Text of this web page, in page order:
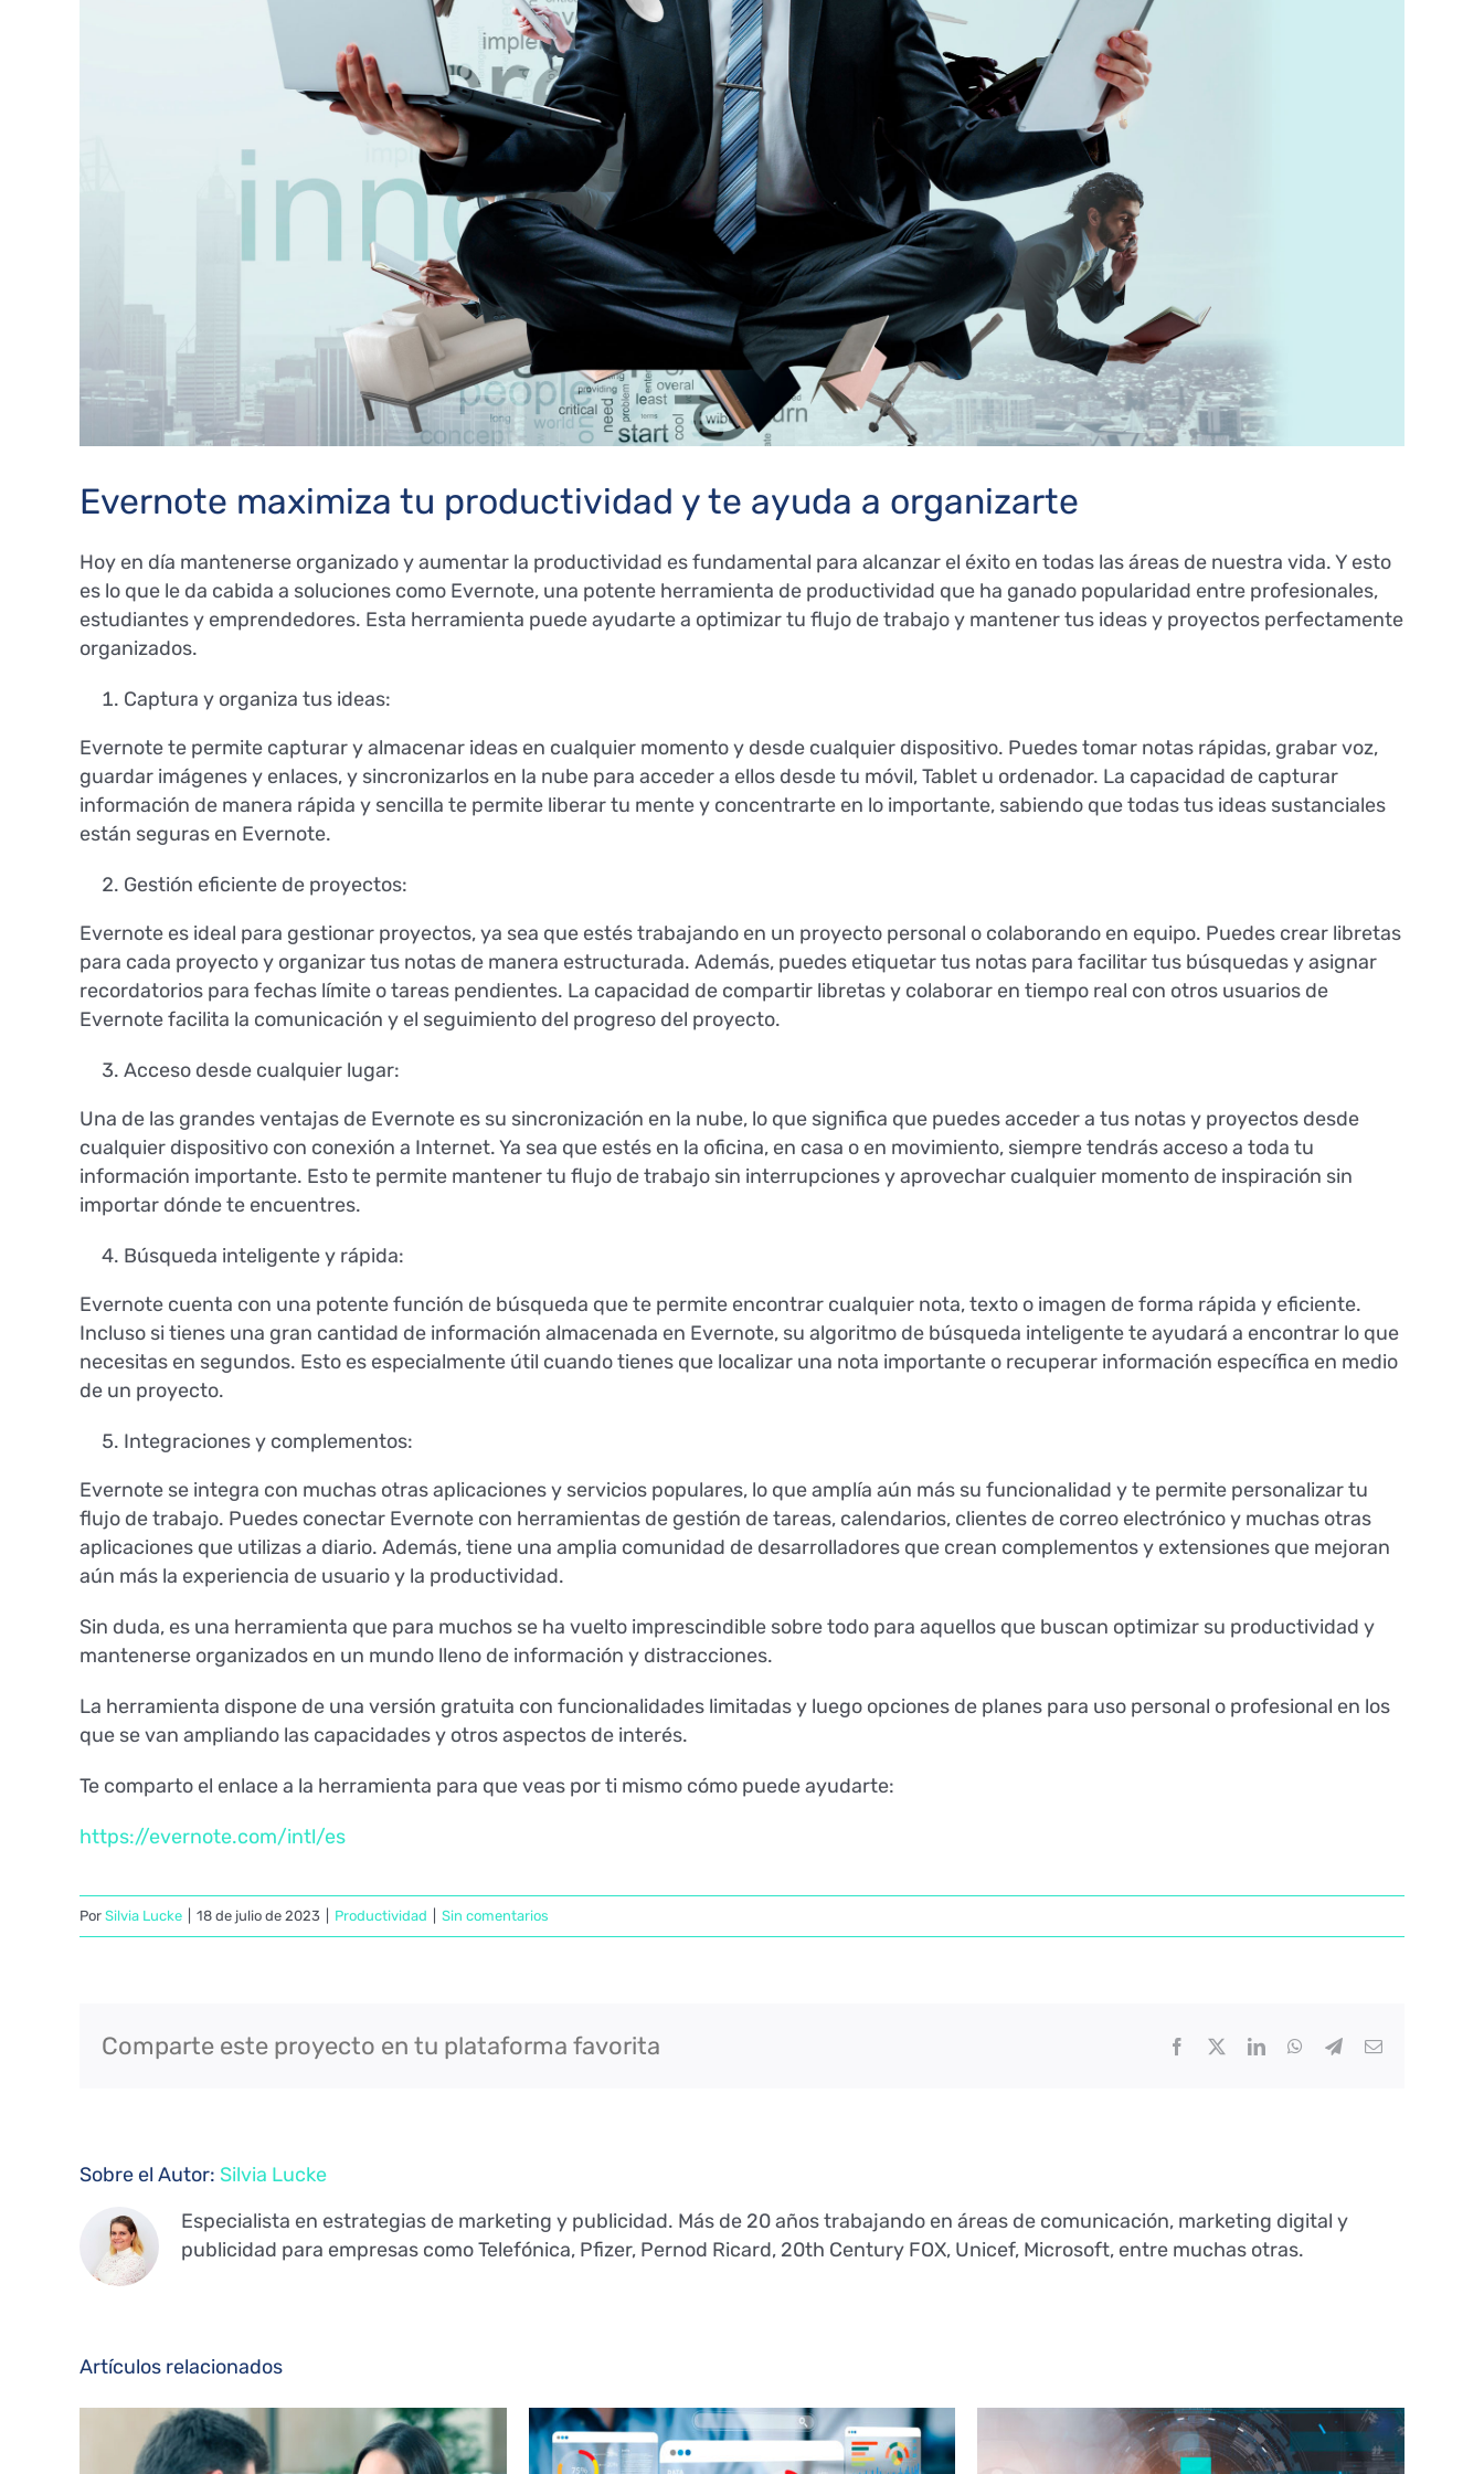
Evernote maximiza tu productividad y te ayuda a organizarte
Hoy en día mantenerse organizado y aumentar la productividad es fundamental para alcanzar el éxito en todas las áreas de nuestra vida. Y esto
es lo que le da cabida a soluciones como Evernote, una potente herramienta de productividad que ha ganado popularidad entre profesionales,
estudiantes y emprendedores. Esta herramienta puede ayudarte a optimizar tu flujo de trabajo y mantener tus ideas y proyectos perfectamente
organizados.
Captura y organiza tus ideas:
Evernote te permite capturar y almacenar ideas en cualquier momento y desde cualquier dispositivo. Puedes tomar notas rápidas, grabar voz,
guardar imágenes y enlaces, y sincronizarlos en la nube para acceder a ellos desde tu móvil, Tablet u ordenador. La capacidad de capturar
información de manera rápida y sencilla te permite liberar tu mente y concentrarte en lo importante, sabiendo que todas tus ideas sustanciales
están seguras en Evernote.
Gestión eficiente de proyectos:
Evernote es ideal para gestionar proyectos, ya sea que estés trabajando en un proyecto personal o colaborando en equipo. Puedes crear libretas
para cada proyecto y organizar tus notas de manera estructurada. Además, puedes etiquetar tus notas para facilitar tus búsquedas y asignar
recordatorios para fechas límite o tareas pendientes. La capacidad de compartir libretas y colaborar en tiempo real con otros usuarios de
Evernote facilita la comunicación y el seguimiento del progreso del proyecto.
Acceso desde cualquier lugar:
Una de las grandes ventajas de Evernote es su sincronización en la nube, lo que significa que puedes acceder a tus notas y proyectos desde
cualquier dispositivo con conexión a Internet. Ya sea que estés en la oficina, en casa o en movimiento, siempre tendrás acceso a toda tu
información importante. Esto te permite mantener tu flujo de trabajo sin interrupciones y aprovechar cualquier momento de inspiración sin
importar dónde te encuentres.
Búsqueda inteligente y rápida:
Evernote cuenta con una potente función de búsqueda que te permite encontrar cualquier nota, texto o imagen de forma rápida y eficiente.
Incluso si tienes una gran cantidad de información almacenada en Evernote, su algoritmo de búsqueda inteligente te ayudará a encontrar lo que
necesitas en segundos. Esto es especialmente útil cuando tienes que localizar una nota importante o recuperar información específica en medio
de un proyecto.
Integraciones y complementos:
Evernote se integra con muchas otras aplicaciones y servicios populares, lo que amplía aún más su funcionalidad y te permite personalizar tu
flujo de trabajo. Puedes conectar Evernote con herramientas de gestión de tareas, calendarios, clientes de correo electrónico y muchas otras
aplicaciones que utilizas a diario. Además, tiene una amplia comunidad de desarrolladores que crean complementos y extensiones que mejoran
aún más la experiencia de usuario y la productividad.
Sin duda, es una herramienta que para muchos se ha vuelto imprescindible sobre todo para aquellos que buscan optimizar su productividad y
mantenerse organizados en un mundo lleno de información y distracciones.
La herramienta dispone de una versión gratuita con funcionalidades limitadas y luego opciones de planes para uso personal o profesional en los
que se van ampliando las capacidades y otros aspectos de interés.
Te comparto el enlace a la herramienta para que veas por ti mismo cómo puede ayudarte:
https://evernote.com/intl/es
Por Silvia Lucke 18 de julio de 2023 Productividad Sin comentarios
Comparte este proyecto en tu plataforma favorita Facebook
TwitterLinkedInWhatsApp
TelegramCorreo
Sobre el Autor: Silvia Lucke
Especialista en estrategias de marketing y publicidad. Más de 20 años trabajando en áreas de comunicación, marketing digital y
publicidad para empresas como Telefónica, Pfizer, Pernod Ricard, 20th Century FOX, Unicef, Microsoft, entre muchas otras.
Artículos relacionados